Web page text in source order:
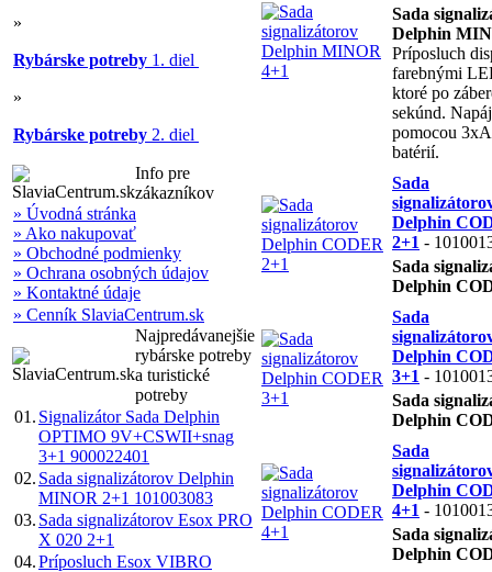
»
Rybárske potreby 1. diel
»
Rybárske potreby 2. diel
Info pre
zákazníkov
» Úvodná stránka
» Ako nakupovať
» Obchodné podmienky
» Ochrana osobných údajov
» Kontaktné údaje
» Cenník SlaviaCentrum.sk
Najpredávanejšie
rybárske potreby
a turistické
potreby
01. Signalizátor Sada Delphin
OPTIMO 9V+CSWII+snag
3+1 900022401
02. Sada signalizátorov Delphin
MINOR 2+1 101003083
03. Sada signalizátorov Esox PRO
X 020 2+1
04.Príposluch Esox VIBRO
Sada
Delphin
Príposluch
farebnými
ktoré po
sekúnd.
pomocou
batérií.
Sada
Delphin
2+1 -
Sada
Delphin
Sada
Delphin
3+1 -
Sada
Delphin
Sada
Delphin
4+1 -
Sada
Delphin